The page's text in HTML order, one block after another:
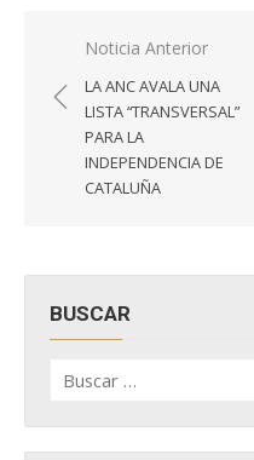
Navegación
de
entradas
Noticia Anterior
LA ANC AVALA UNA
LISTA “TRANSVERSAL”
PARA LA
INDEPENDENCIA DE
CATALUÑA
BUSCAR
por: